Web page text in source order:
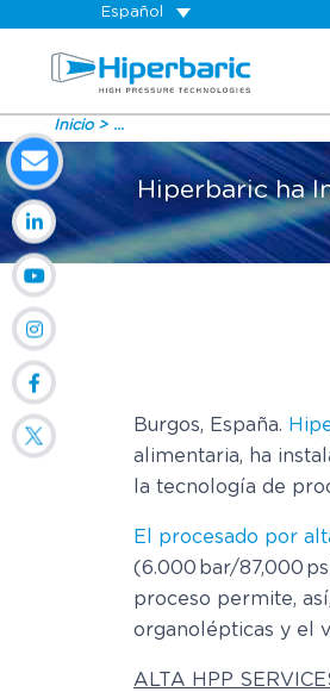
Español
Inicio ...
Hiperbaric ha
Burgos, España.
alimentaria, ha
la tecnología de
El procesado por
(6.000 bar/87,000
proceso permite,
organolépticas y el
ALTA HPP